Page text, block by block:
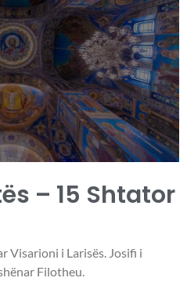
– 15 Shtator
Visarioni i Larisës. Josifi i
Filotheu.